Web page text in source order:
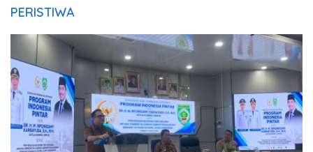
PERISTIWA